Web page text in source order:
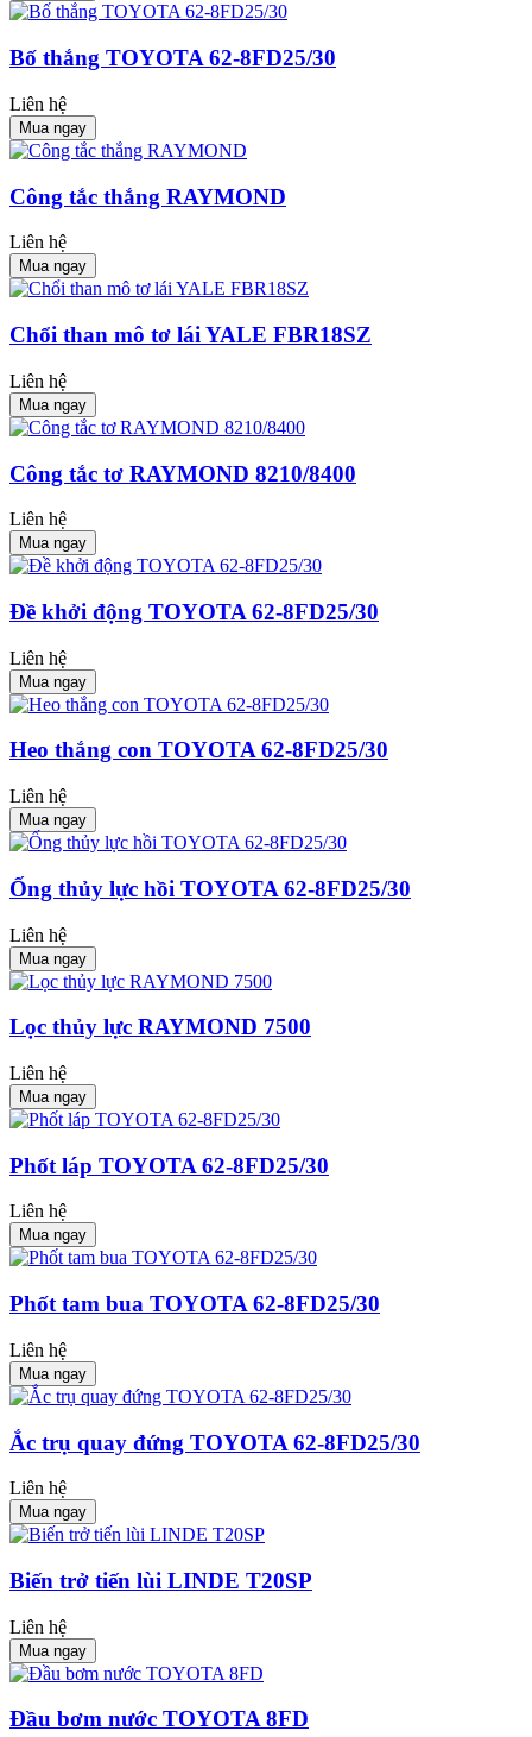
Bố thắng TOYOTA 62-8FD25/30
Liên hệ
Mua ngay
Công tắc thắng RAYMOND
Liên hệ
Mua ngay
Chổi than mô tơ lái YALE FBR18SZ
Liên hệ
Mua ngay
Công tắc tơ RAYMOND 8210/8400
Liên hệ
Mua ngay
Đề khởi động TOYOTA 62-8FD25/30
Liên hệ
Mua ngay
Heo thắng con TOYOTA 62-8FD25/30
Liên hệ
Mua ngay
Ống thủy lực hồi TOYOTA 62-8FD25/30
Liên hệ
Mua ngay
Lọc thủy lực RAYMOND 7500
Liên hệ
Mua ngay
Phốt láp TOYOTA 62-8FD25/30
Liên hệ
Mua ngay
Phốt tam bua TOYOTA 62-8FD25/30
Liên hệ
Mua ngay
Ắc trụ quay đứng TOYOTA 62-8FD25/30
Liên hệ
Mua ngay
Biến trở tiến lùi LINDE T20SP
Liên hệ
Mua ngay
Đầu bơm nước TOYOTA 8FD